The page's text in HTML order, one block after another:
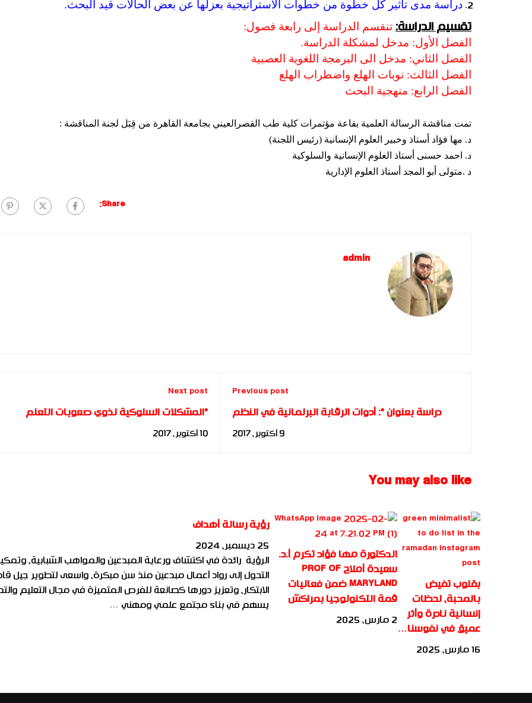
دراسة مدى تأثير كل خطوة من خطوات الاستراتيجية بعزلها عن بعض الحالات قيد البحث.
تقسيم الدراسة: تنقسم الدراسة إلى رابعة فصول:
الفصل الأول: مدخل لمشكلة الدراسة.
الفصل الثاني: مدخل الى البرمجة اللغوية العصبية
الفصل الثالث: نوبات الهلع واضطراب الهلع
الفصل الرابع: منهجية البحث
تمت مناقشة الرسالة العلمية بقاعة مؤتمرات كلية طب القصرالعيني بجامعة القاهرة من قِبَل لجنة المناقشة :
د. مها فؤاد أستاذ وخبير العلوم الإنسانية (رئيس اللجنة)
د. احمد حسنى أستاذ العلوم الإنسانية والسلوكية
د .متولى أبو المجد أستاذ العلوم الإدارية
Share:
admin
Previous post
دراسة بعنوان ": أدوات الرقابة البرلمانية في النظم
9 أكتوبر، 2017
Next post
"المشكلات السلوكية لذوي صعوبات التعلم
وحاجاتهم الإرشادية" للباحثة " نهلة إسماعيل"
10 أكتوبر، 2017
You may also like
بقلوب تفيض
بالمحبة، لحظات
إنسانية نادرة وأثر
عميق في نفوسنا…
16 مارس، 2025
الدكتورة مها فؤاد تكرم أ.د.
سعيدة أملاح PROF OF
MARYLAND ضمن فعاليات
قمة التكنولوجيا بمراكش
2 مارس، 2025
رؤية رسالة أهداف
25 ديسمبر، 2024
الرؤية رائدة في اكتشاف ورعاية المبدعين والمواهب الشبابية،
التحول إلى رواد أعمال مبدعين منذ سن مبكرة، واسعى لتطوير جيل
الابتكار، وتعزيز دورها كصانعة للفرص المتميزة في مجال التعليم
يسهم في بناء مجتمع علمي ومهني …